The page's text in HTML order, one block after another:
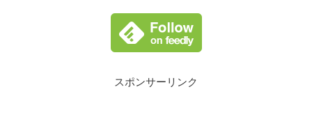
スポンサーリンク